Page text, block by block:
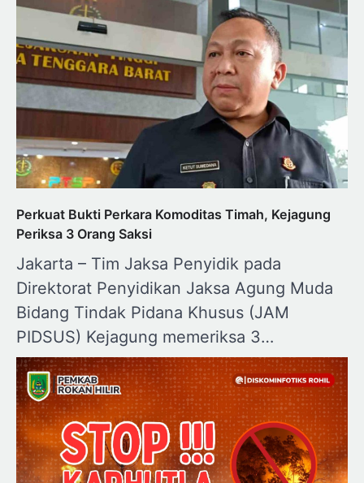
Perkuat Bukti Perkara Komoditas Timah, Kejagung
Periksa 3 Orang Saksi
Jakarta – Tim Jaksa Penyidik pada
Direktorat Penyidikan Jaksa Agung Muda
Bidang Tindak Pidana Khusus (JAM
PIDSUS) Kejagung memeriksa 3…